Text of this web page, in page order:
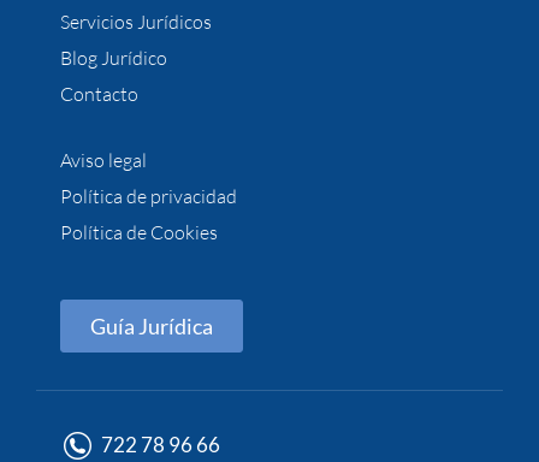
Servicios Jurídicos
Blog Jurídico
Contacto
Aviso legal
Política de privacidad
Política de Cookies
Guía Jurídica
722 78 96 66